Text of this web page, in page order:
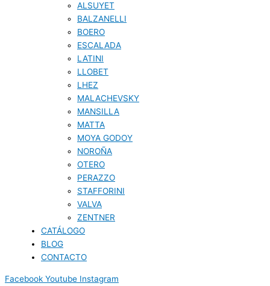
ALSUYET
BALZANELLI
BOERO
ESCALADA
LATINI
LLOBET
LHEZ
MALACHEVSKY
MANSILLA
MATTA
MOYA GODOY
NOROÑA
OTERO
PERAZZO
STAFFORINI
VALVA
ZENTNER
CATÁLOGO
BLOG
CONTACTO
Facebook Youtube Instagram